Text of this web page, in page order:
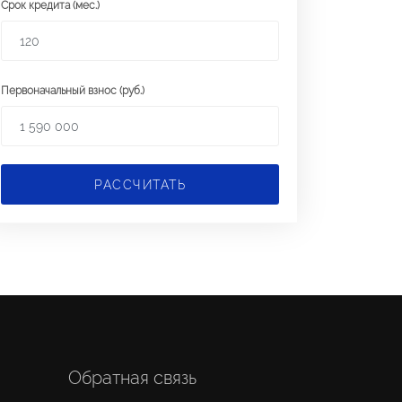
Срок кредита (мес.)
Первоначальный взнос (руб.)
РАССЧИТАТЬ
Обратная связь